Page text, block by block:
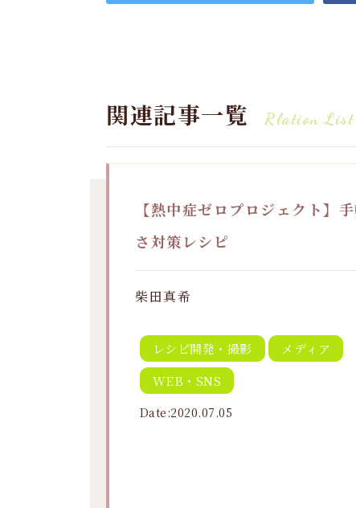
関連記事一覧 Rlation List
【熱中症ゼロプロジェクト】
さ対策レシピ
柴田真希
レシピ開発・撮影
メディア
WEB・SNS
Date:2020.07.05